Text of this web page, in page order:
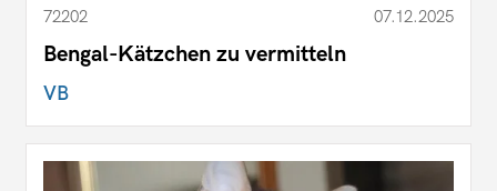
72202 07.12.2025
Bengal-Kätzchen zu vermitteln
VB